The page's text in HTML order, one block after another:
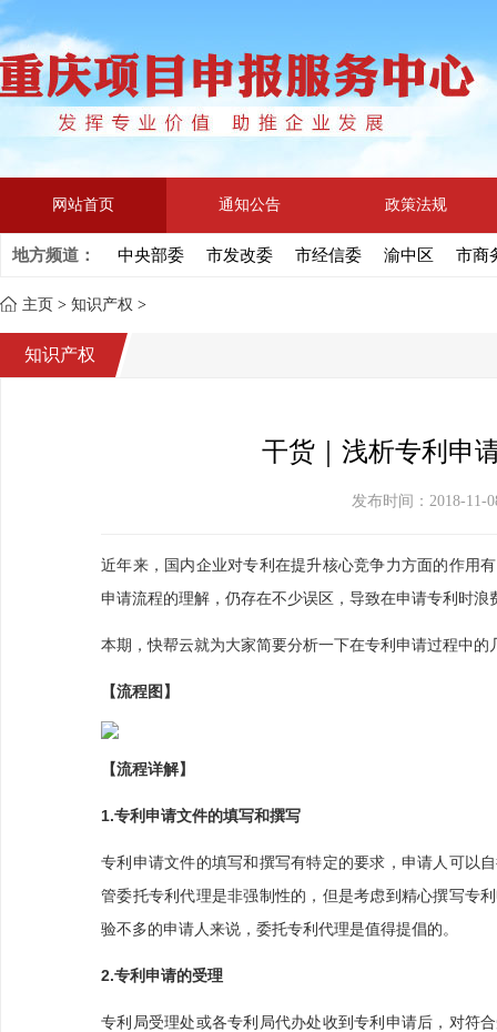
网站首页 通知公告 政策法规
地方频道： 中央部委 市发改委 市经信委 渝中区 市商
主页 > 知识产权 >
知识产权
干货｜浅析专利申
发布时间：2018-11-
近年来，国内企业对专利在提升核心竞争力方面的作用
申请流程的理解，仍存在不少误区，导致在申请专利时
本期，快帮云就为大家简要分析一下在专利申请过程中的
【流程图】
【流程详解】
1.专利申请文件的填写和撰写
专利申请文件的填写和撰写有特定的要求，申请人可以
管委托专利代理是非强制性的，但是考虑到精心撰写专
验不多的申请人来说，委托专利代理是值得提倡的。
2.专利申请的受理
专利局受理处或各专利局代办处收到专利申请后，对符